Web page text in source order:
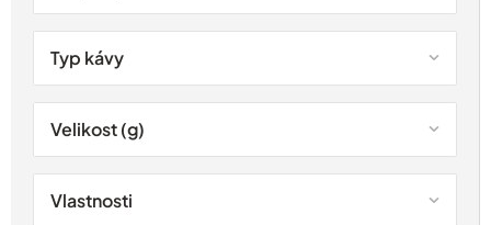
Typ kávy
Velikost (g)
Vlastnosti